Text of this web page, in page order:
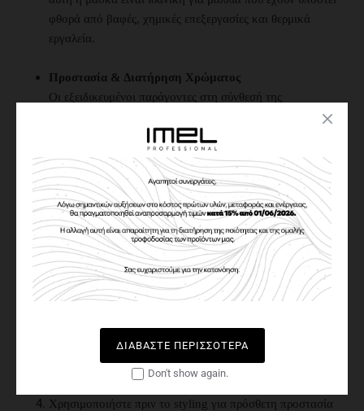
ΔΙΑΒΆΣΤΕ ΠΕΡΙΣΣΌΤΕΡΑ
Don't show again.
φθορά από βαφές, χημικές επεξεργασίες και θερμικά
εργαλεία.
Προστασία & Διατήρηση Χρώματος
Οι εξειδικευμένοι παράγοντες στη σύνθεσή της
"κλειδώνουν" το χρώμα, διατηρώντας τη ζωντάνια και την
έντασή του για μεγαλύτερο χρονικό διάστημα.
Ενυδάτωση & Ελαφρότητα
Χαρίζει εντατική θρέψη και μεταξένια υφή χωρίς να
βαραίνει τα μαλλιά. Τα αποτελέσματα είναι άμεσα,
προσφέροντας απαράμιλλη αίσθηση απαλότητας.
ΠΏΣ ΝΑ ΤΗ ΧΡΗΣΙΜΟΠΟΙΉΣΕΤΕ
Απλώστε ομοιόμορφα σε μήκη και άκρες, αποφεύγοντας
Μην ξεβγάλετε. Αφήστε τη μάσκα να δράσει,
προσφέροντας συνεχή φροντίδα.
Χρησιμοποιήστε πριν το styling για πρόσθετη προστασία